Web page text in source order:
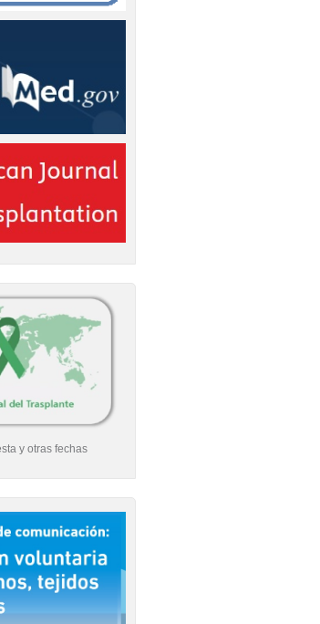
y otras fechas